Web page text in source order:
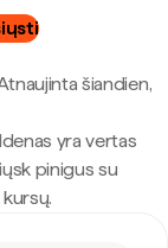
šiandien,
yra vertas
pinigus su